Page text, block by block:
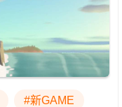
#新GAME